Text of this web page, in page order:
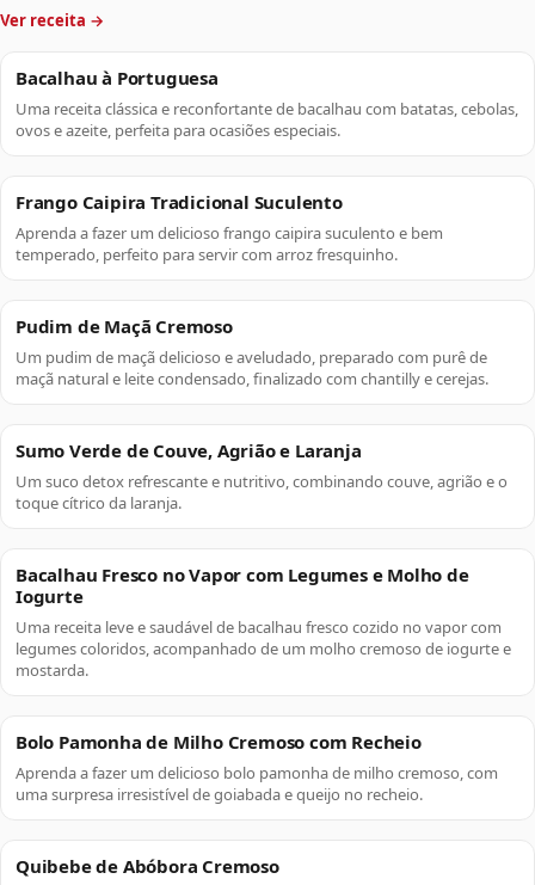
Bacalhau à Portuguesa
Uma receita clássica e reconfortante de bacalhau com batatas, cebolas,
ovos e azeite, perfeita para ocasiões especiais.
Frango Caipira Tradicional Suculento
Aprenda a fazer um delicioso frango caipira suculento e bem
temperado, perfeito para servir com arroz fresquinho.
Pudim de Maçã Cremoso
Um pudim de maçã delicioso e aveludado, preparado com purê de
maçã natural e leite condensado, finalizado com chantilly e cerejas.
Sumo Verde de Couve, Agrião e Laranja
Um suco detox refrescante e nutritivo, combinando couve, agrião e o
toque cítrico da laranja.
Bacalhau Fresco no Vapor com Legumes e Molho de
Iogurte
Uma receita leve e saudável de bacalhau fresco cozido no vapor com
legumes coloridos, acompanhado de um molho cremoso de iogurte e
mostarda.
Bolo Pamonha de Milho Cremoso com Recheio
Aprenda a fazer um delicioso bolo pamonha de milho cremoso, com
uma surpresa irresistível de goiabada e queijo no recheio.
Quibebe de Abóbora Cremoso